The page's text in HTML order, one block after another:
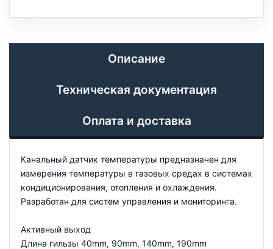
Описание
Техническая документация
Оплата и доставка
Канальный датчик температуры предназначен для
измерения температуры в газовых средах в системах
кондиционирования, отопления и охлаждения.
Разработан для систем управления и мониторинга.
Активный выход
Длина гильзы 40mm, 90mm, 140mm, 190mm